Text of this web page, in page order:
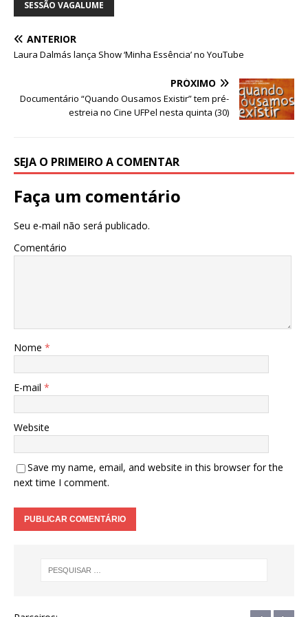
o
k
p
r
SESSÃO VAGALUME
ANTERIOR
Laura Dalmás lança Show ‘Minha Essência’ no YouTube
PRÓXIMO
Documentário “Quando Ousamos Existir” tem pré-
estreia no Cine UFPel nesta quinta (30)
SEJA O PRIMEIRO A COMENTAR
Faça um comentário
Seu e-mail não será publicado.
Comentário
Nome *
E-mail *
Website
Save my name, email, and website in this browser for the
next time I comment.